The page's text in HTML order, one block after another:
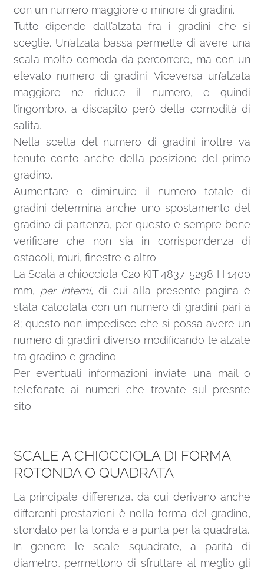
con un numero maggiore o minore di gradini.
Tutto dipende dall’alzata fra i gradini che si
sceglie. Un’alzata bassa permette di avere una
scala molto comoda da percorrere, ma con un
elevato numero di gradini. Viceversa un’alzata
maggiore ne riduce il numero, e quindi
l’ingombro, a discapito però della comodità di
salita.
Nella scelta del numero di gradini inoltre va
tenuto conto anche della posizione del primo
gradino.
Aumentare o diminuire il numero totale di
gradini determina anche uno spostamento del
gradino di partenza, per questo è sempre bene
verificare che non sia in corrispondenza di
ostacoli, muri, finestre o altro.
La Scala a chiocciola C20 KIT 4837-5298 H 1400
mm, per interni, di cui alla presente pagina è
stata calcolata con un numero di gradini pari a
8; questo non impedisce che si possa avere un
numero di gradini diverso modificando le alzate
tra gradino e gradino.
Per eventuali informazioni inviate una mail o
telefonate ai numeri che trovate sul presnte
sito.
SCALE A CHIOCCIOLA DI FORMA
ROTONDA O QUADRATA
La principale differenza, da cui derivano anche
differenti prestazioni è nella forma del gradino,
stondato per la tonda e a punta per la quadrata.
In genere le scale squadrate, a parità di
diametro, permettono di sfruttare al meglio gli